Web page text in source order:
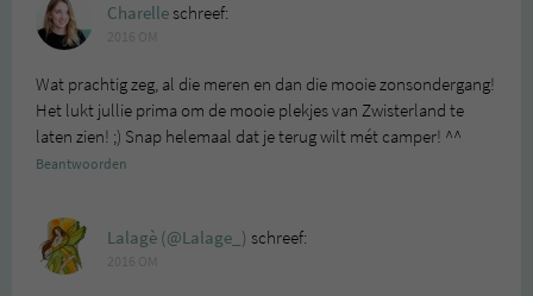
Charelleschreef:
Wat prachtig zeg, al die meren en dan die mooie zonsondergang!
Het lukt jullie prima om de mooie plekjes van Zwisterland te
laten zien! ;) Snap helemaal dat je terug wilt mét camper! ^^
Beantwoorden
Lalagè (@Lalage_) schreef: